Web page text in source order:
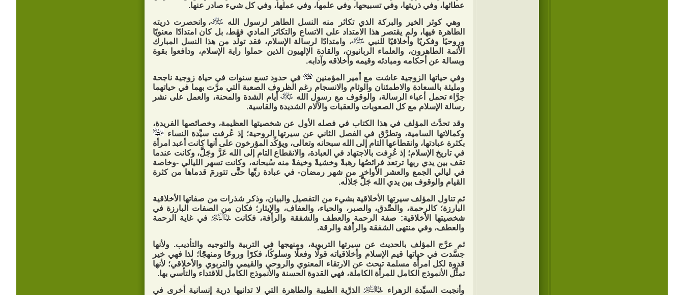
عطائها، وفي ذريتها، وفي تسبيحها، وفي علمها، وفي عملها، وفي كل شيء صادر عنها.
وهي كوثر الخير والبركة الذي تكاثر منه النسل الطاهر لرسول الله
، وانحصرت ذريته
الطاهرة فيها، ولم يقتصر هذا الامتداد على الاتساع والتكاثر المادي فقط، بل كان امتدادًا معنويًا
وروحيًا وفكريًا وأخلاقيًا للنبي
، وامتدادًا لرسالة الإسلام، فقد تولَّد من هذا النسل المبارك
الأئمة الطاهرون، والعلماء الربانيون، والقادة الإلهيون الذين حملوا راية الإسلام، ودافعوا بقوة
وبسالة عن أحكامه ومبادئه وقيمه وأخلاقه وآدابه.
وفي حياتها الزوجية عاشت مع أمير المؤمنين
في حدود تسع سنوات في حياة زوجية ناجحة
ومليئة بالسعادة والاطمئنان والوئام والانسجام رغم الظروف الصعبة التي مرَّت بهما في حياتهما
جرَّاء تحمل أعباء الرسالة، والوقوف مع رسول الله
أيام الشدة والمحنة، والعمل على نشر
رسالة الإسلام مع كل الصعوبات والعقبات والآلام الشديدة والقاسية.
وقد تحدَّث المؤلف في هذا الكتاب في فصله الأول عن شخصيتها العظيمة، وخصائصها الفريدة،
وكمالاتها السامية، وتطرَّق في الفصل الثاني عن سيرتها الروحية؛ إذ عُرفت سيِّدة النساء
بكثرة عبادتها، وانقطاعها التام إلى الله سبحانه وتعالى، ويؤكِّد المؤرخون على أنها كانت أعبد امرأة
في تاريخ الإسلام؛ إذ عُرِفت بالاجتهاد في العبادة، والانقطاع التام إلى الله عَزَّ وجَلَّ، وكانت عندما
تقف بين يدي ربها ترتعد فرائصُها رهبةً وخشيةً وخيفةً منه سُبحانه، وكانت تسهر الليالي -وخاصة
في ليالي الجمع والعشر الأواخر من شهر رمضان- في عبادة ربِّها حتَّى تتورمَ قدماها من كثرة
القيام والوقوف بين يدي الله جَلَّ جَلالُه.
ثم تناول المؤلف سيرتها الأخلاقية بشيء من التفصيل والبيان، وذكر شذرات من صفاتها الأخلاقية
البارزة؛ كالرحمة، والصِّدق، والصبر، والحياء، والعفاف، والإيثار؛ فكان من الصفات البارزة في
شخصيتها الأخلاقية: صفة الرحمة والعطف والشفقة والرأفة، فكانت
في غاية الرحمة
والعطف، وفي منتهى الشفقة والرأفة والرقة.
ثم عرَّج المؤلف بالحديث عن سيرتها التربوية، ومنهجها في التربية والتوجيه والتأديب. ولأنها
جسَّدت في حياتها قيم الإسلام وأخلاقياته قولًا وفعلًا وسلوكًا، فكرًا وروحًا ومنهجًا؛ لذا فهي خير
قدوة لكل امرأة مسلمة تبحث عن الارتقاء المعنوي والروحي والقيمي والتربوي والأخلاقي؛ لأنها
تمثِّل الأنموذج الكامل للمرأة الكاملة، فهي القدوة الحسنة والأنموذج الكامل للاقتداء والتأسي بها.
وأنجبت السيِّدة الزهراء
الذرِّية الطيبة والطاهرة التي لا تدانيها ذرية إنسانية أخرى في